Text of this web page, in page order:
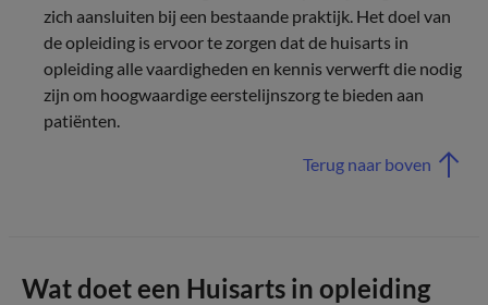
zich aansluiten bij een bestaande praktijk. Het doel van
de opleiding is ervoor te zorgen dat de huisarts in
opleiding alle vaardigheden en kennis verwerft die nodig
zijn om hoogwaardige eerstelijnszorg te bieden aan
patiënten.
Terug naar boven
Wat doet een Huisarts in opleiding